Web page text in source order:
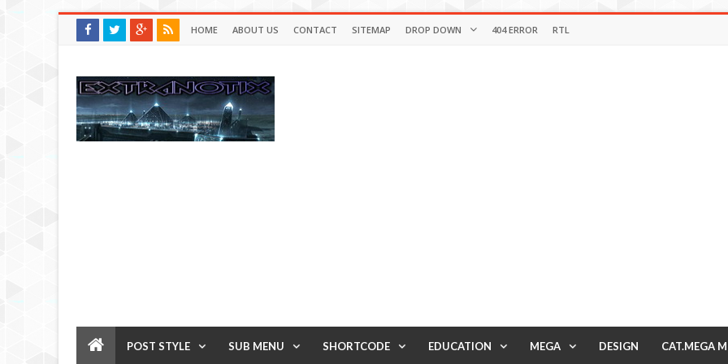
HOME ABOUT US CONTACT SITEMAP DROP DOWN 404 ERROR RTL
POST STYLE SUB MENU SHORTCODE EDUCATION MEGA DESIGN CAT.MEGA